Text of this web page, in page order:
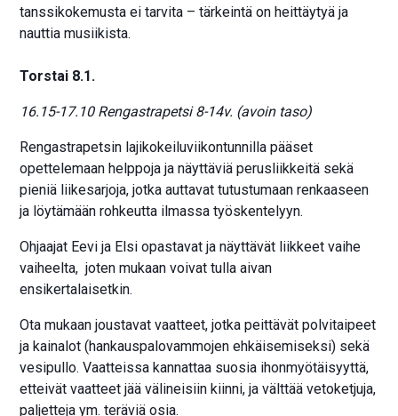
tanssikokemusta ei tarvita – tärkeintä on heittäytyä ja
nauttia musiikista.
Torstai 8.1.
16.15-17.10 Rengastrapetsi 8-14v. (avoin taso)
Rengastrapetsin lajikokeiluviikontunnilla pääset
opettelemaan helppoja ja näyttäviä perusliikkeitä sekä
pieniä liikesarjoja, jotka auttavat tutustumaan renkaaseen
ja löytämään rohkeutta ilmassa työskentelyyn.
Ohjaajat Eevi ja Elsi opastavat ja näyttävät liikkeet vaihe
vaiheelta, joten mukaan voivat tulla aivan
ensikertalaisetkin.
Ota mukaan joustavat vaatteet, jotka peittävät polvitaipeet
ja kainalot (hankauspalovammojen ehkäisemiseksi) sekä
vesipullo. Vaatteissa kannattaa suosia ihonmyötäisyyttä,
etteivät vaatteet jää välineisiin kiinni, ja välttää vetoketjuja,
paljetteja ym. teräviä osia.